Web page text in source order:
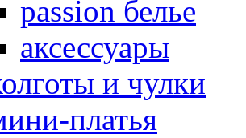
passion белье
аксессуары
и чулки
платья